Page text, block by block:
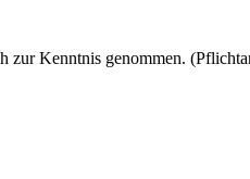
zur Kenntnis genommen.